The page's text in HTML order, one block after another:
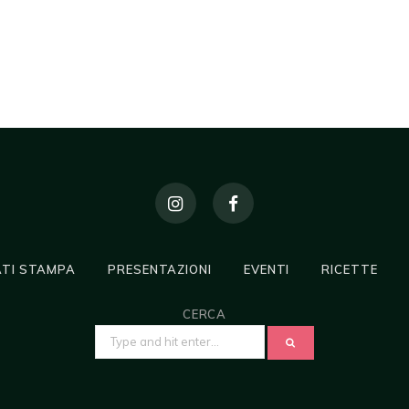
STAMPA PRESENTAZIONI EVENTI RICETTE
CERCA
SEARCH
FOR: